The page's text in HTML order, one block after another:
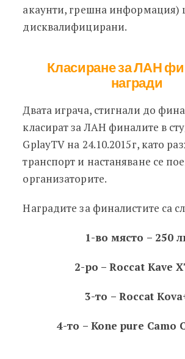
акаунти, грешна информация)
дисквалифицирани.
Класиране за ЛАН
награди
Двата играча, стигнали до
класират за ЛАН финалите в
GplayTV на 24.10.2015г, като
транспорт и настаняване се
организаторите.
Наградите за финалистите са
1-во място – 250
2-ро – Roccat Kave
3-то – Roccat
4-то – Kone pure Camo